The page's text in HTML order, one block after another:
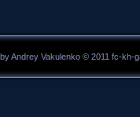
Andrey Vakulenko © 2011 fc-kh-